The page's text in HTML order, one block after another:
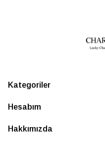
Kategoriler
Hesabım
Hakkımızda